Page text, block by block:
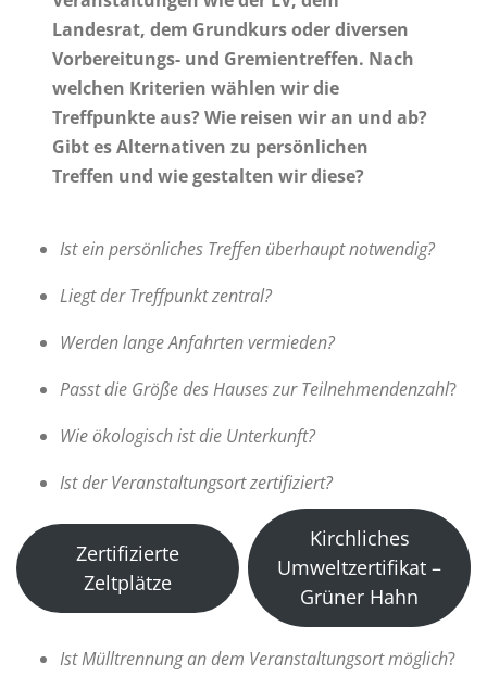
Landesrat, dem Grundkurs oder diversen
Vorbereitungs- und Gremientreffen. Nach
welchen Kriterien wählen wir die
Treffpunkte aus? Wie reisen wir an und ab?
Gibt es Alternativen zu persönlichen
Treffen und wie gestalten wir diese?
Ist ein persönliches Treffen überhaupt notwendig?
Liegt der Treffpunkt zentral?
Werden lange Anfahrten vermieden?
Passt die Größe des Hauses zur Teilnehmendenzahl?
Wie ökologisch ist die Unterkunft?
Ist der Veranstaltungsort zertifiziert?
Zertifizierte
Zeltplätze
Kirchliches
Umweltzertifikat –
Grüner Hahn
Ist Mülltrennung an dem Veranstaltungsort möglich?